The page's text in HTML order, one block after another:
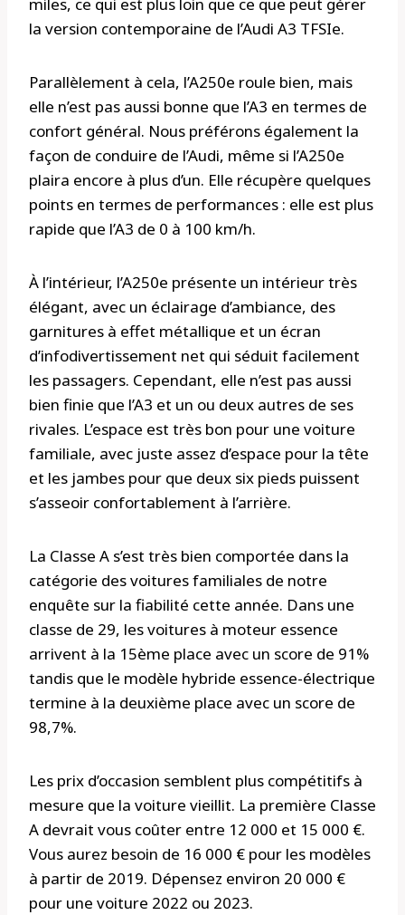
miles, ce qui est plus loin que ce que peut gérer
la version contemporaine de l’Audi A3 TFSIe.
Parallèlement à cela, l’A250e roule bien, mais
elle n’est pas aussi bonne que l’A3 en termes de
confort général. Nous préférons également la
façon de conduire de l’Audi, même si l’A250e
plaira encore à plus d’un. Elle récupère quelques
points en termes de performances : elle est plus
rapide que l’A3 de 0 à 100 km/h.
À l’intérieur, l’A250e présente un intérieur très
élégant, avec un éclairage d’ambiance, des
garnitures à effet métallique et un écran
d’infodivertissement net qui séduit facilement
les passagers. Cependant, elle n’est pas aussi
bien finie que l’A3 et un ou deux autres de ses
rivales. L’espace est très bon pour une voiture
familiale, avec juste assez d’espace pour la tête
et les jambes pour que deux six pieds puissent
s’asseoir confortablement à l’arrière.
La Classe A s’est très bien comportée dans la
catégorie des voitures familiales de notre
enquête sur la fiabilité cette année. Dans une
classe de 29, les voitures à moteur essence
arrivent à la 15ème place avec un score de 91%
tandis que le modèle hybride essence-électrique
termine à la deuxième place avec un score de
98,7%.
Les prix d’occasion semblent plus compétitifs à
mesure que la voiture vieillit. La première Classe
A devrait vous coûter entre 12 000 et 15 000 €.
Vous aurez besoin de 16 000 € pour les modèles
à partir de 2019. Dépensez environ 20 000 €
pour une voiture 2022 ou 2023.